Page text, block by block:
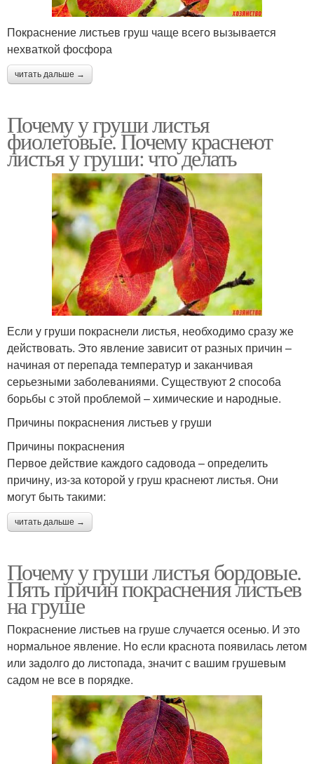
Покраснение листьев груш чаще всего вызывается
нехваткой фосфора
читать дальше →
Почему у груши листья
фиолетовые. Почему краснеют
листья у груши: что делать
Если у груши покраснели листья, необходимо сразу же
действовать. Это явление зависит от разных причин –
начиная от перепада температур и заканчивая
серьезными заболеваниями. Существуют 2 способа
борьбы с этой проблемой – химические и народные.
Причины покраснения листьев у груши
Причины покраснения
Первое действие каждого садовода – определить
причину, из-за которой у груш краснеют листья. Они
могут быть такими:
читать дальше →
Почему у груши листья бордовые.
Пять причин покраснения листьев
на груше
Покраснение листьев на груше случается осенью. И это
нормальное явление. Но если краснота появилась летом
или задолго до листопада, значит с вашим грушевым
садом не все в порядке.